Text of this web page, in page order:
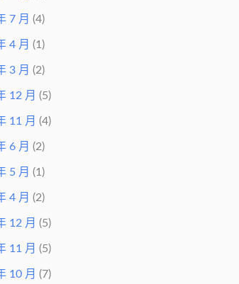
7 月 (4)
4 月 (1)
3 月 (2)
12 月 (5)
11 月 (4)
6 月 (2)
5 月 (1)
4 月 (2)
12 月 (5)
11 月 (5)
10 月 (7)